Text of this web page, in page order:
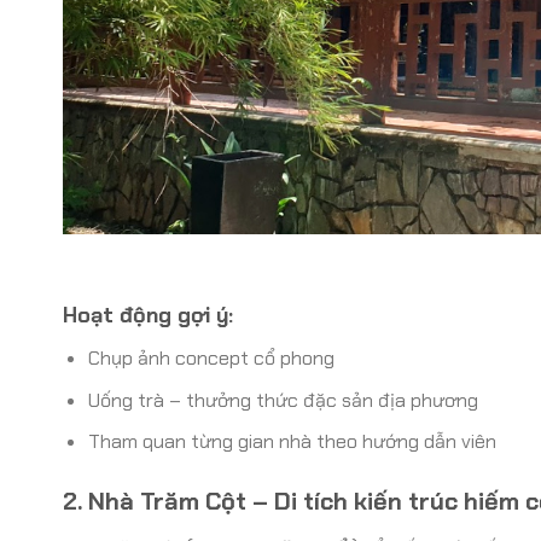
Hoạt động gợi ý:
Chụp ảnh concept cổ phong
Uống trà – thưởng thức đặc sản địa phương
Tham quan từng gian nhà theo hướng dẫn viên
2. Nhà Trăm Cột – Di tích kiến trúc hiếm